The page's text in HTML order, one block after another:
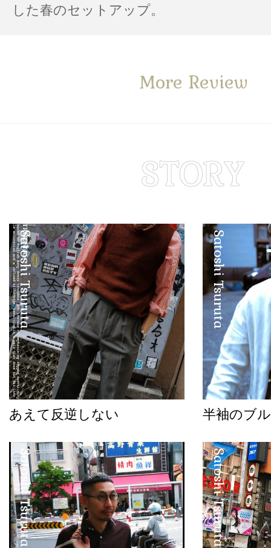
した春のセットアップ。
More Review
Satoshi Tsuruta
あえて反逆しない
Satoshi Tsuruta
半袖のブ
Satoshi Tsuruta Satoshi Tsuruta